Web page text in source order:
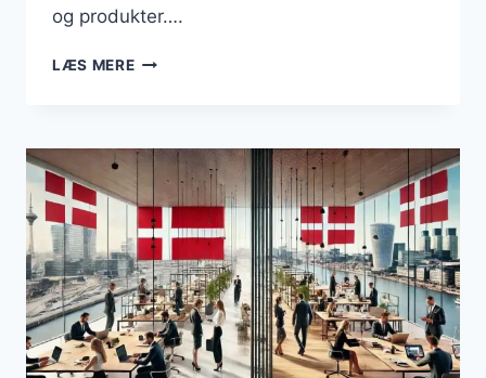
og produkter….
LÆS MEREDET
FRA
PASSION
PROFIT